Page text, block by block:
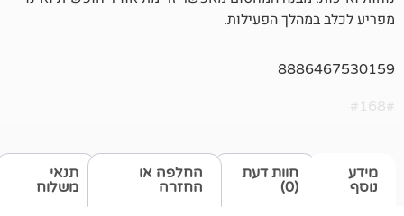
הפעילות.
תנאי
משלוח
חוות דעת
החלפה או
החזרה